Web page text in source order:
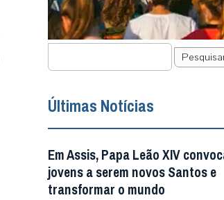
Últimas Notícias
Em Assis, Papa Leão XIV
jovens a serem novos Santos e
transformar o mundo